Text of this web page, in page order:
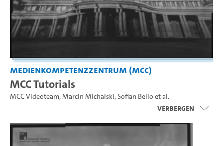
Medienkompetenzzentrum (MCC)
MCC Tutorials
MCC Videoteam,Marcin Michalski,Sofian Bello et al.
Verbergen